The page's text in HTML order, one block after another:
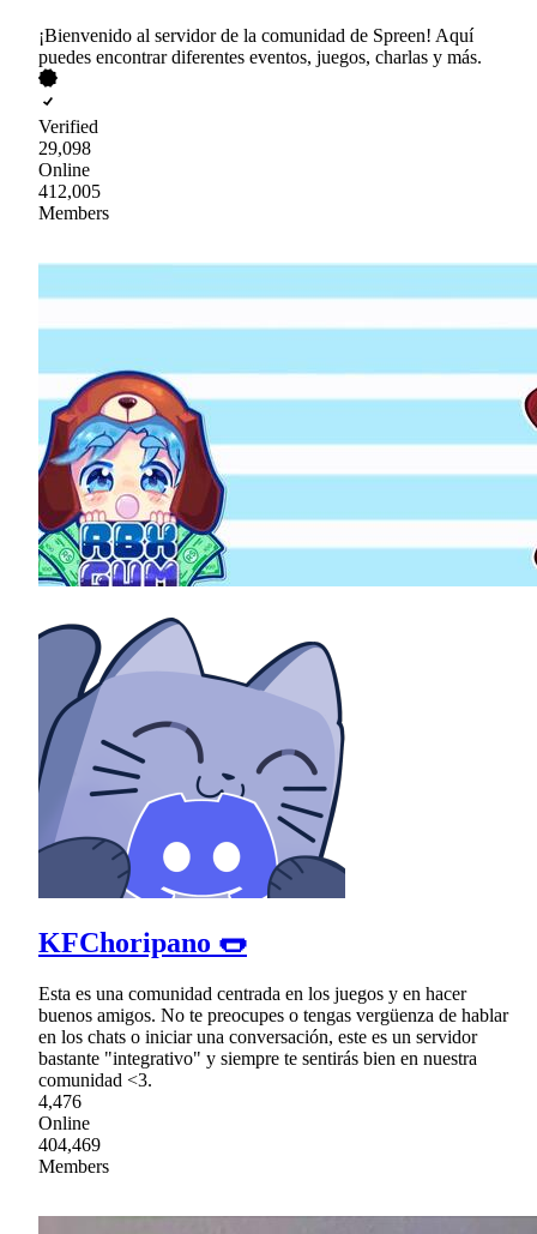
¡Bienvenido al servidor de la comunidad de Spreen! Aquí
puedes encontrar diferentes eventos, juegos, charlas y más.
Verified
29,098
Online
412,005
Members
KFChoripano 🌭
Esta es una comunidad centrada en los juegos y en hacer
buenos amigos. No te preocupes o tengas vergüenza de hablar
en los chats o iniciar una conversación, este es un servidor
bastante "integrativo" y siempre te sentirás bien en nuestra
comunidad <3.
4,476
Online
404,469
Members